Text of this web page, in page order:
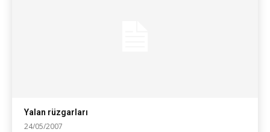
Yalan rüzgarları
24/05/2007